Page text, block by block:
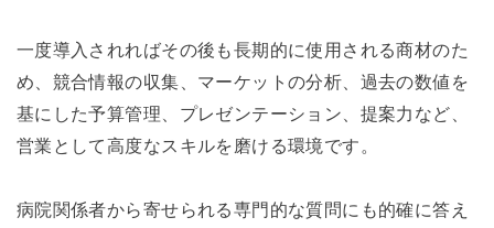
一度導入されればその後も長期的に使用される商材のた
め、競合情報の収集、マーケットの分析、過去の数値を
基にした予算管理、プレゼンテーション、提案力など、
営業として高度なスキルを磨ける環境です。
病院関係者から寄せられる専門的な質問にも的確に答え